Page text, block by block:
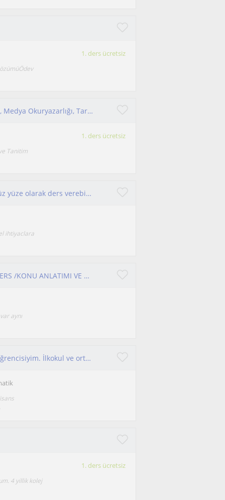
1. ders ücretsiz
İletişim Bilimleri, Halkla İlişkiler, Siyasal İletişim, Medya Okuryazarlığı, Tarih, İngilizce, Sosyal Bilgiler
1. ders ücretsiz
Tanitim
Her yaş grubuna göre hem çevrimiçi hem de yüz yüze olarak ders verebilirim. Sivas'ta ikamet etmekteyim.
ihtiyaclara
TYT VE AYT FİZİK VE TEMEL MATEMATİK ÖZEL DERS /KONU ANLATIMI VE SORU ÇÖZÜMÜ
aynı
Ben İrem. İlköğretim Matematik Öğretmenliği öğrencisiyim. İlkokul ve ortaokul kpss dersleri veriyorum
1. ders ücretsiz
4 yillik kolej